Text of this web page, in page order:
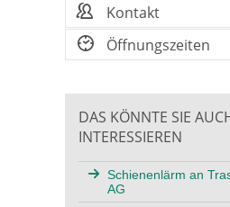
Kontakt
Öffnungszeiten
DAS KÖNNTE SIE
INTERESSIEREN
Schienenlärm an
AG